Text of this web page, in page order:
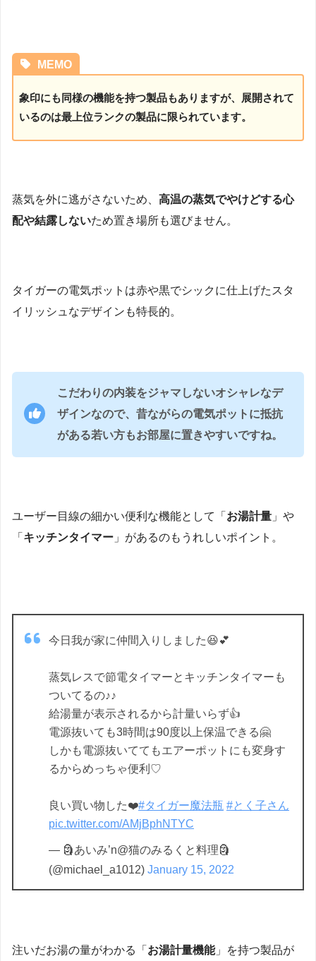
MEMO
象印にも同様の機能を持つ製品もありますが、展開されて
いるのは最上位ランクの製品に限られています。
蒸気を外に逃がさないため、 高温の蒸気でやけどする心
配や結露しないため置き場所も選びません。
タイガーの電気ポットは赤や黒でシックに仕上げたスタ
イリッシュなデザインも特長的。
こだわりの内装をジャマしないオシャレなデ
ザインなので、昔ながらの電気ポットに抵抗
がある若い方もお部屋に置きやすいですね。
ユーザー目線の細かい便利な機能として「 お湯計量 」や
「 キッチンタイマー 」があるのもうれしいポイント。
今日我が家に仲間入りしました😆💕
蒸気レスで節電タイマーとキッチンタイマーも
ついてるの♪♪
給湯量が表示されるから計量いらず👍
電源抜いても3時間は90度以上保温できる🤗
しかも電源抜いててもエアーポットにも変身す
るからめっちゃ便利♡
良い買い物した❤️#タイガー魔法瓶 #とく子さん
pic.twitter.com/AMjBphNTYC
— 🗿あいみ’n@猫のみるくと料理🗿
(@michael_a1012) January 15, 2022
注いだお湯の量がわかる「 お湯計量機能」を持つ製品が